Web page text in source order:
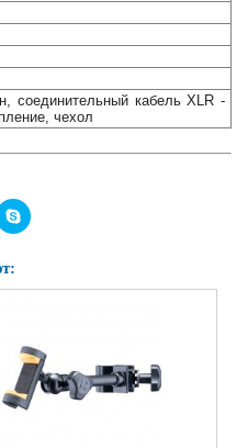
соединительный кабель XLR -
чехол